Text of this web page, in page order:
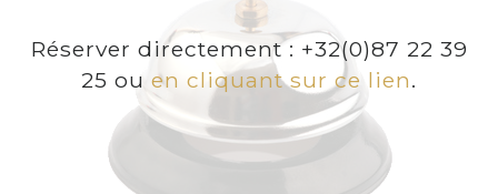
Réserver directement : +32(0)87 22 39
25 ou en cliquant sur ce lien.